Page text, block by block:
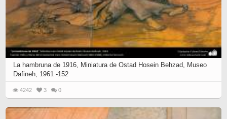
La hambruna de 1916, Miniatura de Ostad Hosein Behzad, Museo
Dafineh, 1961 -152
4242 3 0